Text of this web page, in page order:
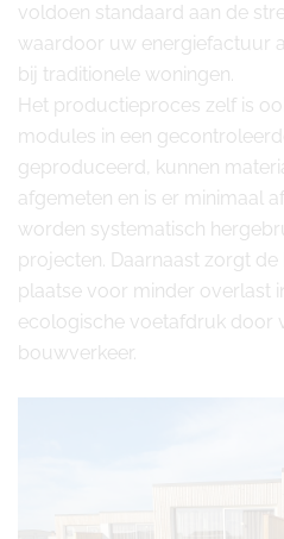
voldoen standaard aan de
waardoor uw energiefactuur
bij traditionele woningen.
Het productieproces zelf is
modules in een
geproduceerd, kunnen
afgemeten en is er minimaal
worden systematisch
projecten. Daarnaast zorgt
plaatse voor minder overlast
ecologische voetafdruk door
bouwverkeer.